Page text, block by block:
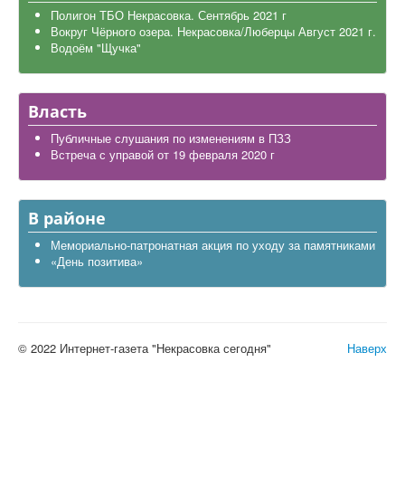
Полигон ТБО Некрасовка. Сентябрь 2021 г
Вокруг Чёрного озера. Некрасовка/Люберцы Август 2021 г.
Водоём "Щучка"
Власть
Публичные слушания по изменениям в ПЗЗ
Встреча с управой от 19 февраля 2020 г
В районе
Мемориально-патронатная акция по уходу за памятниками
«День позитива»
Наверх
© 2022 Интернет-газета "Некрасовка сегодня"